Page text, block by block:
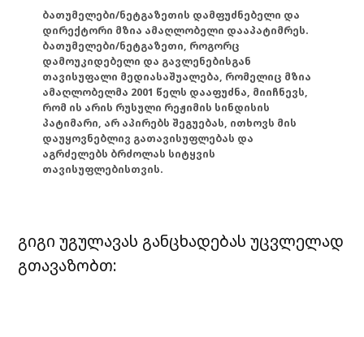
ბათუმელები/ნეტგაზეთის დამფუძნებელი და
დირექტორი მზია ამაღლობელი დააპატიმრეს.
ბათუმელები/ნეტგაზეთი, როგორც
დამოუკიდებელი და გავლენებისგან
თავისუფალი მედიასაშუალება, რომელიც მზია
ამაღლობელმა 2001 წელს დააფუძნა, მიიჩნევს,
რომ ის არის რუსული რეჟიმის სინდისის
პატიმარი, არ აპირებს შეგუებას, ითხოვს მის
დაუყოვნებლივ გათავისუფლებას და
აგრძელებს ბრძოლას სიტყვის
თავისუფლებისთვის.
გიგი უგულავას განცხადებას უცვლელად
გთავაზობთ: